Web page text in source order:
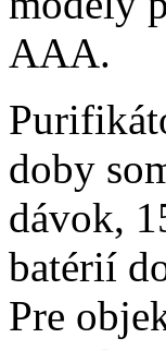
AAA.
doby
dávok,
batérií
Pre